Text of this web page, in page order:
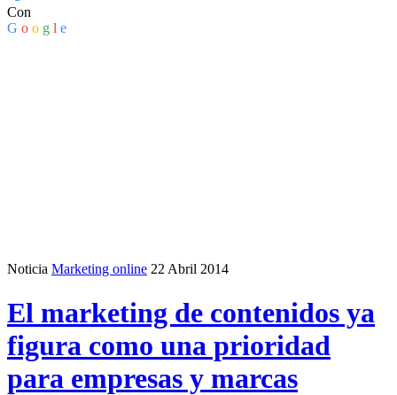
Con
G o o g l e
Noticia Marketing online 22 Abril 2014
El marketing de contenidos ya
figura como una prioridad
para empresas y marcas